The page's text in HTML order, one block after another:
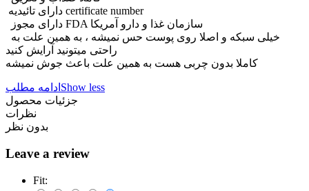
دارای تائیدیه certificate number
دارای مجوز FDA سازمان غذا و دارو آمریکا
راحتی میتونید آرایش کنید
کاملا بدون چربی هست به همین علت باعث جوش نمیشه
ادامه مطلب Show less
جزئیات محصول
نظرات
بدون نظر
Leave a review
Fit: